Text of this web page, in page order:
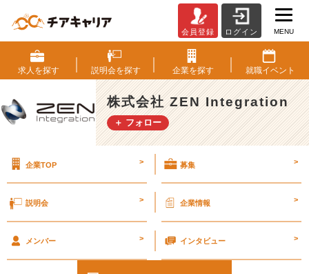
宅
ワ
ー
ク
の
私
＼
('ω' )
会員登録 ログイン MENU
求人を探す 説明会を探す 企業を探す 就職イベント
株式会社 ZEN Integration
＋ フォロー
企業TOP > 募集 >
説明会 > 企業情報 >
メンバー > インタビュー >